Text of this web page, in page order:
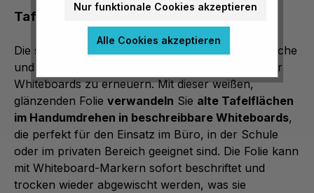
Tafeln und Whiteboards zu erneuern
Die selbstklebende Whiteboard-Folie ist eine einfache
und effiziente Lösung, um bestehende Tafeln oder
Whiteboards zu erneuern. Mit dieser weißen,
glänzenden Folie verwandeln Sie alte Tafelflächen
im Handumdrehen in beschreibbare Whiteboards,
die perfekt für den Einsatz im Büro, in der Schule
oder im privaten Bereich geeignet sind. Die Folie kann
mit Whiteboard-Markern sofort beschriftet und
trocken wieder abgewischt werden, was sie
Nur funktionale Cookies akzeptieren
Alle Cookies akzeptieren